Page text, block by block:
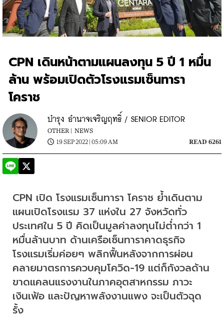
CPN เดินหน้าตามแผนลงทุน 5 ปี 1 หมื่น
ล้าน พร้อมเปิดตัวโรงแรมเซ็นทารา
โคราช
บำรุง อำนาจเจริญฤทธิ์ / SENIOR EDITOR
OTHER | NEWS
19 SEP 2022 | 05:09 AM
READ 6261
CPN เปิด โรงแรมเซ็นทารา โคราช ย้ำเดินตาม
แผนเปิดโรงแรม 37 แห่งใน 27 จังหวัดทั่ว
ประเทศใน 5 ปี คิดเป็นมูลค่าลงทุนไม่ต่ำกว่า 1
หมื่นล้านบาท ด้านเครือเซ็นทาราคาดธุรกิจ
โรงแรมเริ่มค่อยๆ พลิกฟื้นหลังจากการผ่อน
คลายมาตรการควบคุมโควิด-19 แต่ก็กังวลด้าน
ขาดแคลนแรงงานในภาคอุตสาหกรรม ภาวะ
เงินเฟ้อ และปัญหาพลังงานแพง จะเป็นตัวฉุด
รั้ง